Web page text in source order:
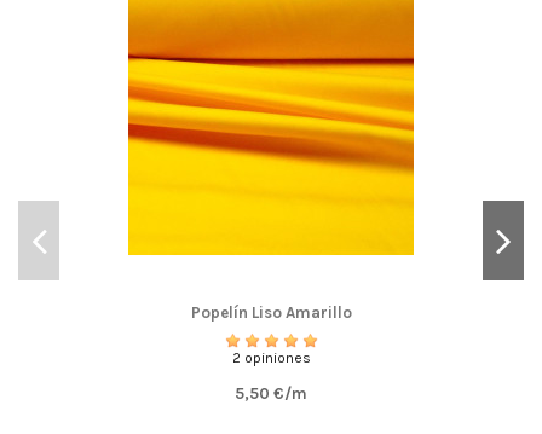
Popelín Liso Amarillo
2 opiniones
5,50 €/m